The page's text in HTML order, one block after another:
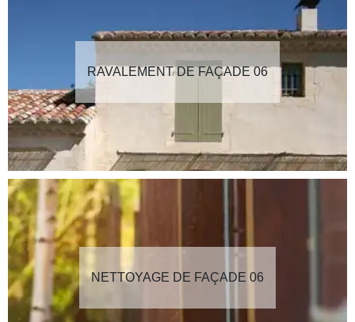
RAVALEMENT DE FAÇADE 06
NETTOYAGE DE FAÇADE 06